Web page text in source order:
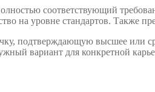
соответствующий
на уровне стандартов. Также
подтверждающую высшее или
вариант для конкретной